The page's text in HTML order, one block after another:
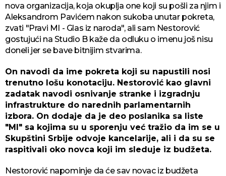
nova organizacija, koja okuplja one koji su pošli za njim i
Aleksandrom Pavićem nakon sukoba unutar pokreta,
zvati "Pravi MI - Glas iz naroda", ali sam Nestorović
gostujući na Studio B kaže da odluku o imenu još nisu
doneli jer se bave bitnijim stvarima.
On navodi da ime pokreta koji su napustili nosi
trenutno lošu konotaciju. Nestorović kao glavni
zadatak navodi osnivanje stranke i izgradnju
infrastrukture do narednih parlamentarnih
izbora. On dodaje da je deo poslanika sa liste
"MI" sa kojima su u sporenju već tražio da im se u
Skupštini Srbije odvoje kancelarije, ali i da su se
raspitivali oko novca koji im sleduje iz budžeta.
Nestorović napominje da će sav novac iz budžeta